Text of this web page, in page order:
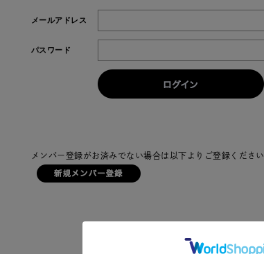
メールアドレス
パスワード
メンバー登録がお済みでない場合は以下よりご登録ください